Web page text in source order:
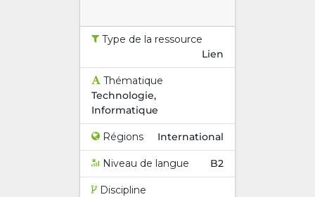
Type de la ressource
Lien
Thématique
Technologie,
Informatique
Régions International
Niveau de langue B2
Discipline